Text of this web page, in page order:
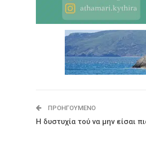
ΠΡΟΗΓΟΎΜΕΝΟ
Η δυστυχία τού να μην είσαι